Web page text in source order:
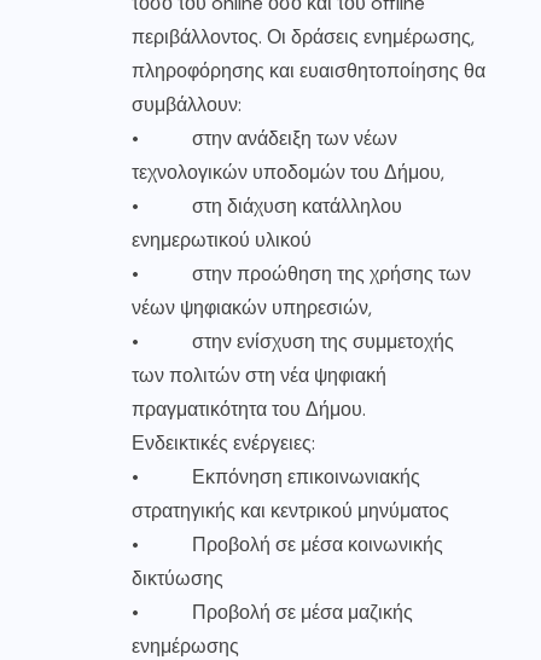
περιβάλλοντος. Οι δράσεις ενημέρωσης,
πληροφόρησης και ευαισθητοποίησης θα
συμβάλλουν:
• στην ανάδειξη των νέων
τεχνολογικών υποδομών του Δήμου,
• στη διάχυση κατάλληλου
ενημερωτικού υλικού
• στην προώθηση της χρήσης των
νέων ψηφιακών υπηρεσιών,
• στην ενίσχυση της συμμετοχής
των πολιτών στη νέα ψηφιακή
πραγματικότητα του Δήμου.
Ενδεικτικές ενέργειες:
• Εκπόνηση επικοινωνιακής
στρατηγικής και κεντρικού μηνύματος
• Προβολή σε μέσα κοινωνικής
δικτύωσης
• Προβολή σε μέσα μαζικής
ενημέρωσης